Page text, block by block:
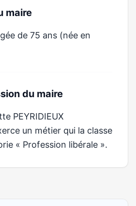
maire
de 75 ans (née en
du maire
PEYRIDIEUX
un métier qui la classe
« Profession libérale ».